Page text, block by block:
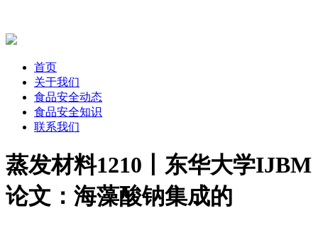
首页
关于我们
食品安全动态
食品安全知识
联系我们
蒸发材料1210丨东华大学IJBM
论文：海藻酸钠集成的